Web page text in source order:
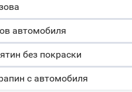
автомобиля
без покраски
с автомобиля